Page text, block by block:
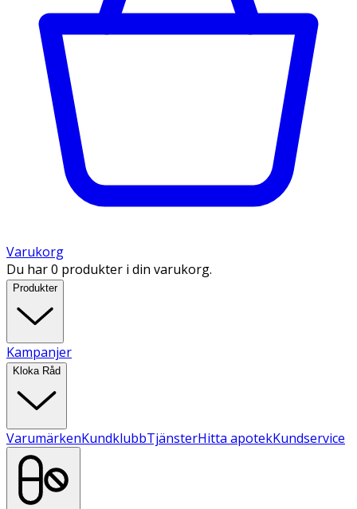
Varukorg
Du har 0 produkter i din varukorg.
Produkter
Kampanjer
Kloka Råd
VarumärkenKundklubbTjänsterHitta apotekKundservice